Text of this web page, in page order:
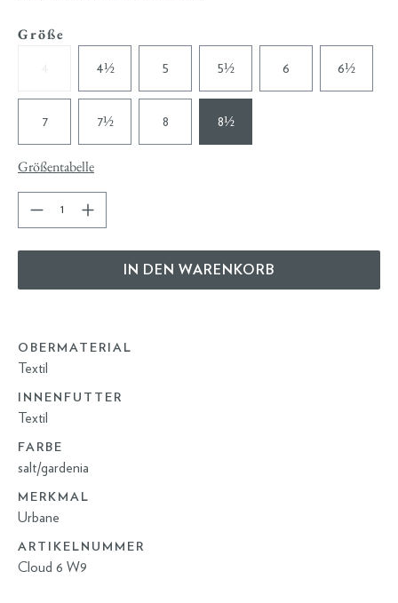
Größe
4½ 5 5½ 6 6½
7 7½ 8 8½
Größentabelle
IN DEN WARENKORB
OBERMATERIAL
Textil
INNENFUTTER
Textil
FARBE
salt/gardenia
MERKMAL
Urbane
ARTIKELNUMMER
Cloud 6 W9